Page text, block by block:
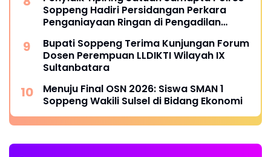
Soppeng Hadiri Persidangan Perkara
Penganiayaan Ringan di Pengadilan
Bupati Soppeng Terima Kunjungan Forum
Dosen Perempuan LLDIKTI Wilayah IX
Sultanbatara
Menuju Final OSN 2026: Siswa SMAN 1
Soppeng Wakili Sulsel di Bidang Ekonomi